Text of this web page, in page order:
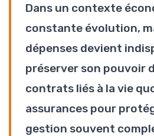
Dans un contexte
constante évolution,
dépenses devient
préserver son pouvoir
contrats liés à la vie
assurances pour
gestion souvent